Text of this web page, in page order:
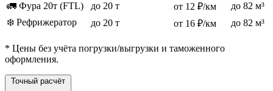
🚛 Фура 20т (FTL)
до 20 т от 12 ₽/км
до 82 м³
❄️ Рефрижератор
до 20 т от 16 ₽/км до 82 м³
* Цены без учёта погрузки/выгрузки и таможенного
оформления.
Точный расчёт